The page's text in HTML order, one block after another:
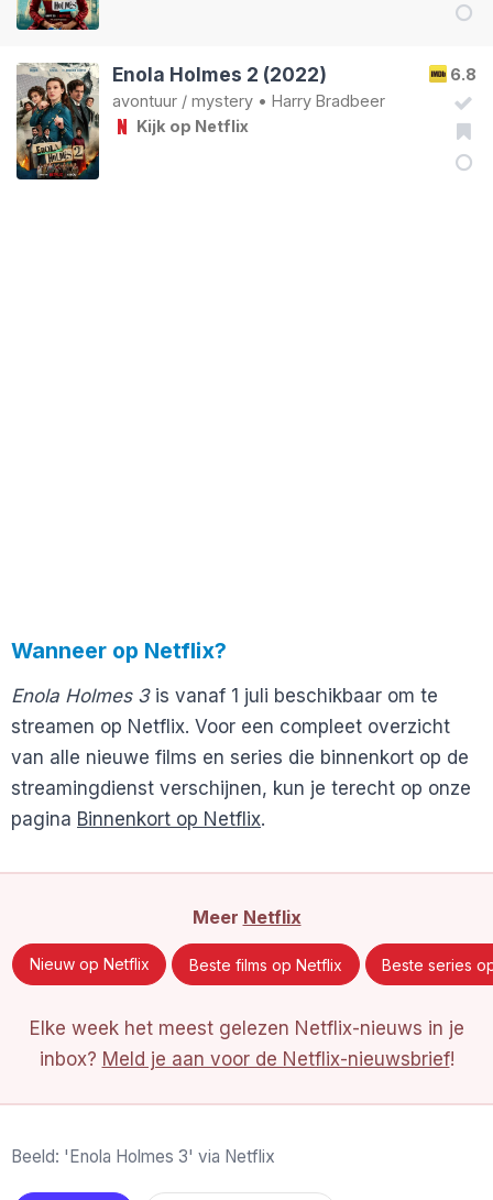
6.8
Enola Holmes 2 (2022)
avontuur / mystery • Harry Bradbeer
Kijk op Netflix
Wanneer op Netflix?
Enola Holmes 3is vanaf 1 juli beschikbaar om te
streamen op Netflix. Voor een compleet overzicht
van alle nieuwe films en series die binnenkort op de
streamingdienst verschijnen, kun je terecht op onze
pagina Binnenkort op Netflix.
Meer Netflix
Nieuw op Netflix Beste films op Netflix Beste series
Elke week het meest gelezen Netflix-nieuws in je
inbox? Meld je aan voor de Netflix-nieuwsbrief!
Beeld: 'Enola Holmes 3' via Netflix